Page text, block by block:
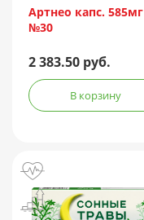
Артнео капс. 585мг
№30
2 383.50 руб.
В корзину